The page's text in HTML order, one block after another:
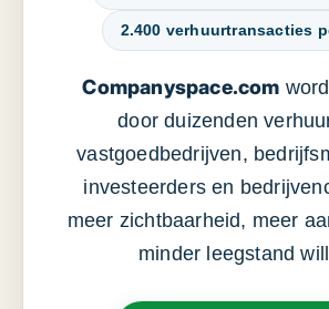
2.400 verhuurtransacties
Companyspace.com
door duizenden
vastgoedbedrijven,
investeerders en
meer zichtbaarheid, meer
minder leegstand